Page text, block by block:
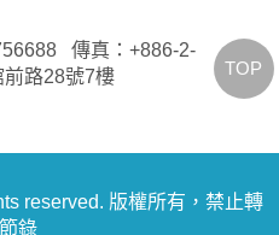
傳真：+886-2-
路28號7樓
reserved. 版權所有，禁止轉
錄
TOP